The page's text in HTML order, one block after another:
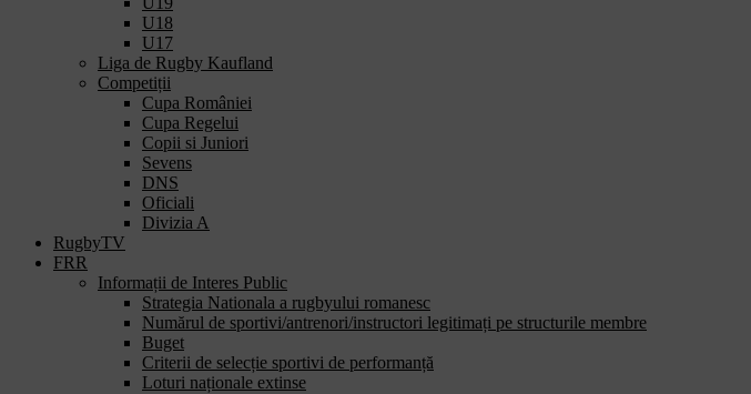
U18
U17
Liga de Rugby Kaufland
Competiții
Cupa României
Cupa Regelui
Copii si Juniori
Sevens
DNS
Oficiali
Divizia A
RugbyTV
FRR
Informații de Interes Public
Strategia Nationala a rugbyului romanesc
Numărul de sportivi/antrenori/instructori legitimați pe structurile membre
Buget
Criterii de selecție sportivi de performanță
Loturi naționale extinse